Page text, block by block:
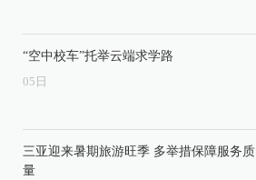
“空中校车”托举云端求学路
05 日
三亚迎来暑期旅游旺季 多举措保障服务质
量